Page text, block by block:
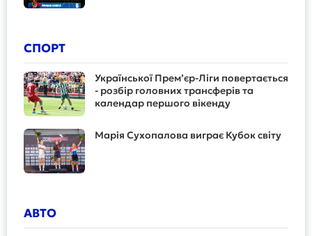
СПОРТ
Української Прем’єр-Ліги повертається
- розбір головних трансферів та
календар першого вікенду
Марія Сухопалова виграє Кубок світу
АВТО